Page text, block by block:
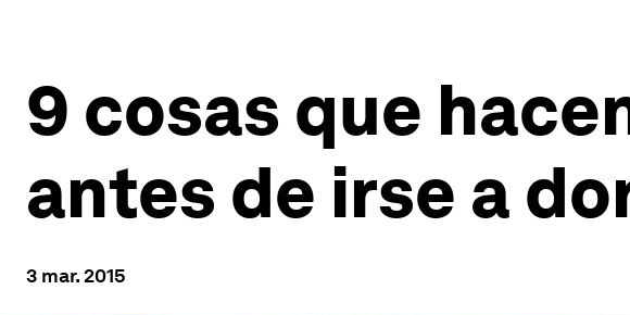
9 cosas que
antes de irse a
3 mar. 2015